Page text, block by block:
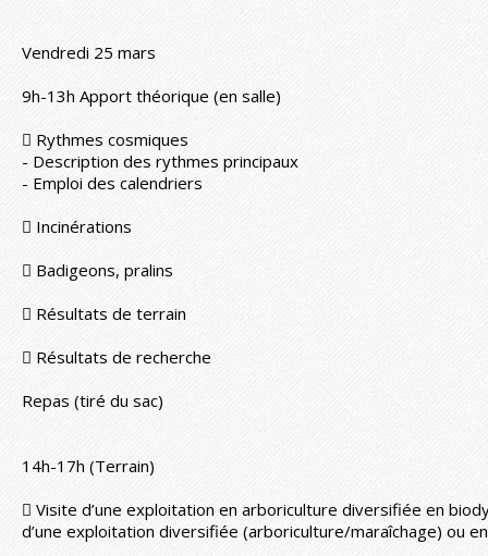
Vendredi 25 mars
9h-13h Apport théorique (en salle)
 Rythmes cosmiques
- Description des rythmes principaux
- Emploi des calendriers
 Incinérations
 Badigeons, pralins
 Résultats de terrain
 Résultats de recherche
Repas (tiré du sac)
14h-17h (Terrain)
 Visite d’une exploitation en arboriculture diversifiée en
d’une exploitation diversifiée (arboriculture/maraîchage) ou